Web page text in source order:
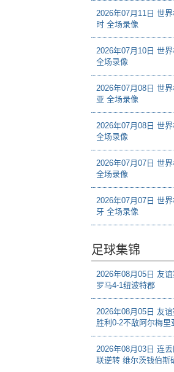
2026年07月11日 世
时 全场录像
2026年07月10日 世
全场录像
2026年07月08日 世
亚 全场录像
2026年07月08日 世
全场录像
2026年07月07日 世
全场录像
2026年07月07日 世
牙 全场录像
足球集锦
2026年08月05日 友
罗马4-1纽波特郡
2026年08月05日 友
胜利0-2不敌阿尔梅里
2026年08月03日 连
联逆转 维尔茨钱伯斯